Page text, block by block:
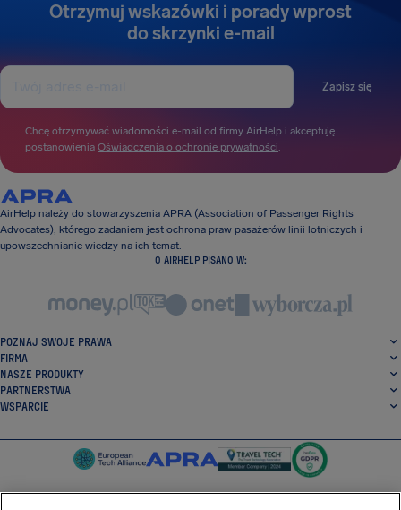
Otrzymuj wskazówki i porady wprost
do skrzynki e-mail
Zapisz się
Chcę otrzymywać wiadomości e-mail od firmy AirHelp i akceptuję
postanowienia Oświadczenia o ochronie prywatności.
AirHelp należy do stowarzyszenia APRA (Association of Passenger Rights
Advocates), którego zadaniem jest ochrona praw pasażerów linii lotniczych i
upowszechnianie wiedzy na ich temat.
O AIRHELP PISANO W:
POZNAJ SWOJE PRAWA
FIRMA
NASZE PRODUKTY
PARTNERSTWA
WSPARCIE